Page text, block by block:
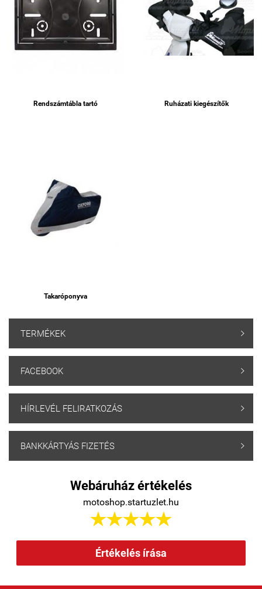
Rendszámtábla tartó Ruházati kiegészítők
Takaróponyva
TERMÉKEK 
FACEBOOK 
HÍRLEVÉL FELIRATKOZÁS 
BANKKÁRTYÁS FIZETÉS 
Webáruház értékelés
motoshop.startuzlet.hu

Értékelés írása